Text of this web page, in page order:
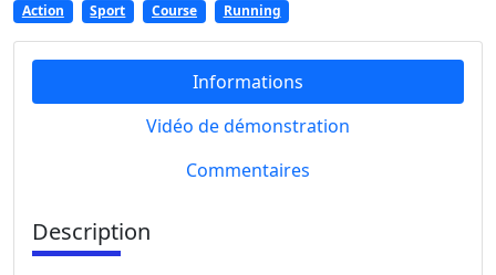
Action Sport Course Running
Informations
Vidéo de démonstration
Commentaires
Description